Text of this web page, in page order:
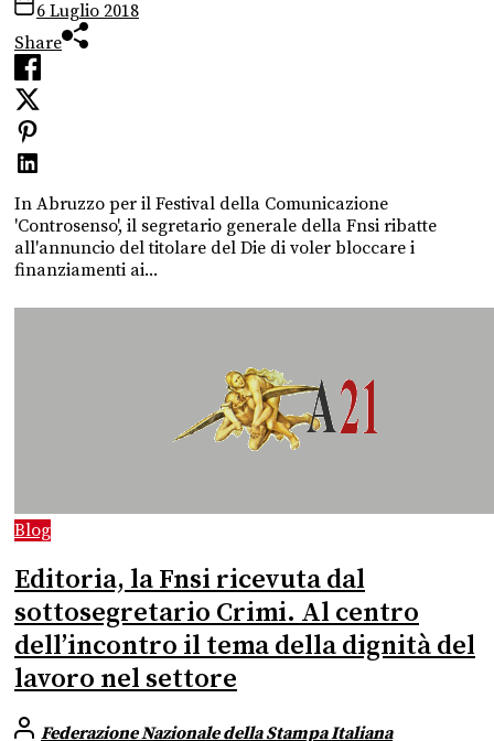
6 Luglio 2018
Share
In Abruzzo per il Festival della Comunicazione
'Controsenso', il segretario generale della Fnsi ribatte
all'annuncio del titolare del Die di voler bloccare i
finanziamenti ai...
Blog
Editoria, la Fnsi ricevuta dal
sottosegretario Crimi. Al centro
dell’incontro il tema della dignità del
lavoro nel settore
Federazione Nazionale della Stampa Italiana